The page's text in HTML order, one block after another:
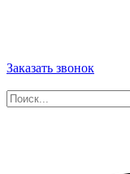
Заказать звонок